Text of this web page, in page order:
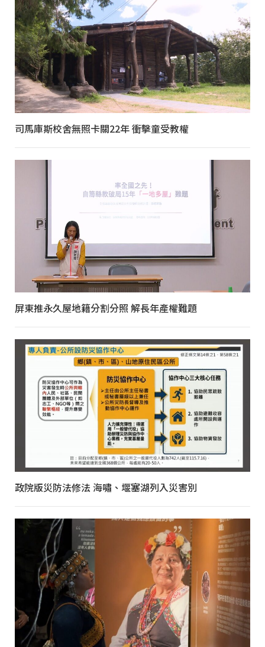
司馬庫斯校舍無照卡關22年 衝擊童受教權
屏東推永久屋地籍分割分照 解長年產權難題
政院版災防法修法 海嘯、堰塞湖列入災害別